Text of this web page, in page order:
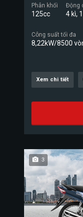
Phân khối
125cc
Động
4 kì,
Công suất tối đa
8,22kW/8500
Xem chi tiết
3